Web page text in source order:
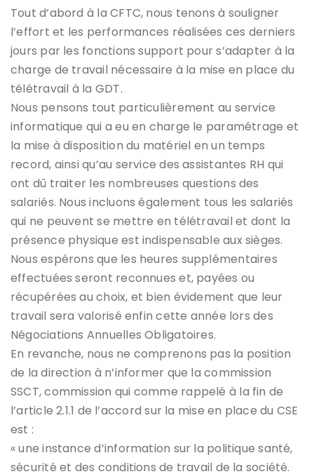
Tout d’abord à la CFTC, nous tenons à souligner
l’effort et les performances réalisées ces derniers
jours par les fonctions support pour s’adapter à la
charge de travail nécessaire à la mise en place du
télétravail à la GDT.
Nous pensons tout particulièrement au service
informatique qui a eu en charge le paramétrage et
la mise à disposition du matériel en un temps
record, ainsi qu’au service des assistantes RH qui
ont dû traiter les nombreuses questions des
salariés. Nous incluons également tous les salariés
qui ne peuvent se mettre en télétravail et dont la
présence physique est indispensable aux sièges.
Nous espérons que les heures supplémentaires
effectuées seront reconnues et, payées ou
récupérées au choix, et bien évidement que leur
travail sera valorisé enfin cette année lors des
Négociations Annuelles Obligatoires.
En revanche, nous ne comprenons pas la position
de la direction à n’informer que la commission
SSCT, commission qui comme rappelé à la fin de
l’article 2.1.1 de l’accord sur la mise en place du CSE
est :
« une instance d’information sur la politique santé,
sécurité et des conditions de travail de la société.